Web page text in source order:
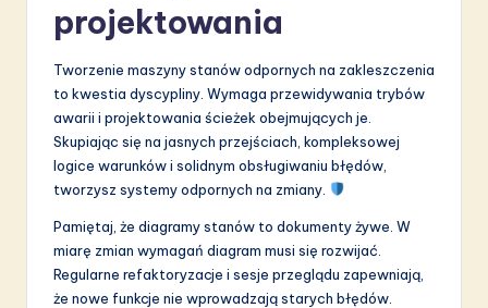
projektowania
Tworzenie maszyny stanów odpornych na zakleszczenia
to kwestia dyscypliny. Wymaga przewidywania trybów
awarii i projektowania ścieżek obejmujących je.
Skupiając się na jasnych przejściach, kompleksowej
logice warunków i solidnym obsługiwaniu błędów,
tworzysz systemy odpornych na zmiany.
Pamiętaj, że diagramy stanów to dokumenty żywe. W
miarę zmian wymagań diagram musi się rozwijać.
Regularne refaktoryzacje i sesje przeglądu zapewniają,
że nowe funkcje nie wprowadzają starych błędów.